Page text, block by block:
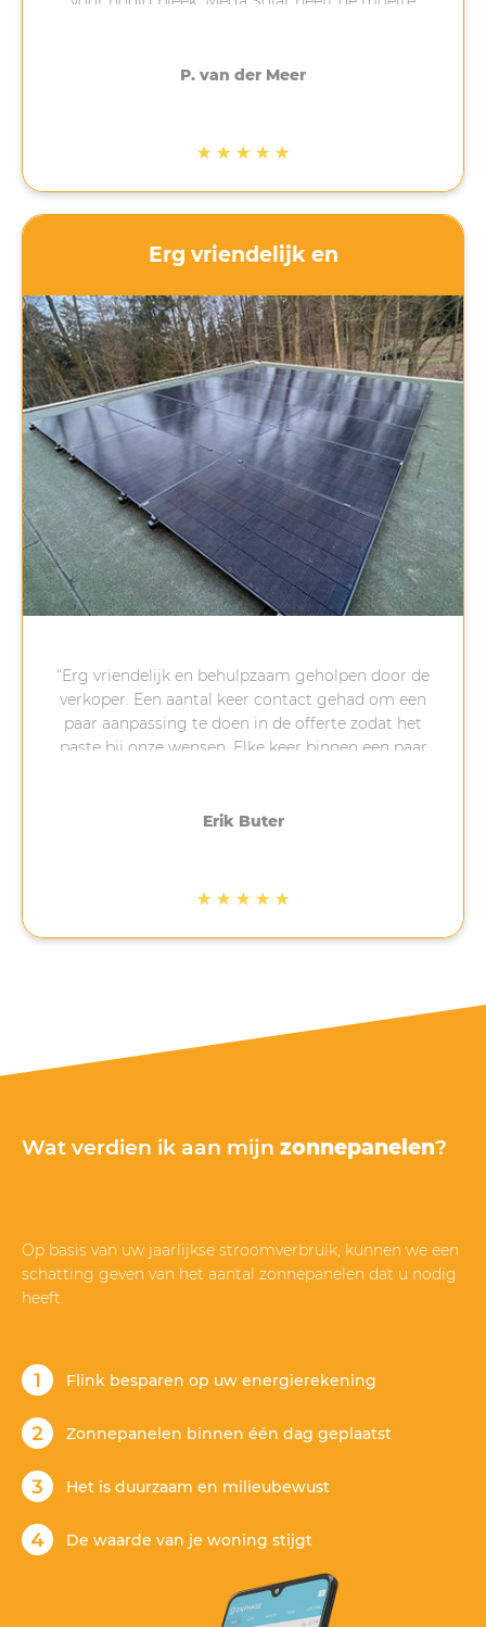
langer dan verwacht maar uiteindelijk vorige
communicatie belangrijk. Dat heeft Mega Solar
werden snel beantwoord. Ik ben goed op de
hoogte gehouden van het proces. Als nu ook de
zon nog gaat schijnen komt het helemaal goed!
P. van der Meer
★ ★ ★ ★ ★
Erg vriendelijk en
“Erg vriendelijk en behulpzaam geholpen door de
verkoper. Een aantal keer contact gehad om een
paar aanpassing te doen in de offerte zodat het
paste bij onze wensen. Elke keer binnen een paar
gemaakt om te installeren, 4-5 weken later.
Ook het installeren is netjes en volgens afspraak
veel bedrijven dan afhaken. Net na de installatie
op korte termijn panelen te bestellen en te laten
installeren met wachttijden van soms meer dan 6
maanden, zijn de 5 sterren dik verdiend door
Erik Buter
★ ★ ★ ★ ★
Wat verdien ik aan mijn zonnepanelen?
Op basis van uw jaarlijkse stroomverbruik, kunnen we een
schatting geven van het aantal zonnepanelen dat u nodig
heeft.
Flink besparen op uw energierekening
Zonnepanelen binnen één dag geplaatst
Het is duurzaam en milieubewust
De waarde van je woning stijgt